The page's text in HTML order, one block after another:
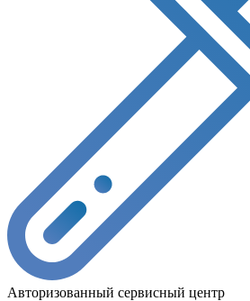
Авторизованный сервисный центр